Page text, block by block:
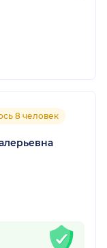
8 человек